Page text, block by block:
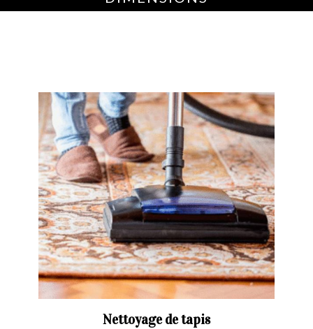
Nettoyage de tapis